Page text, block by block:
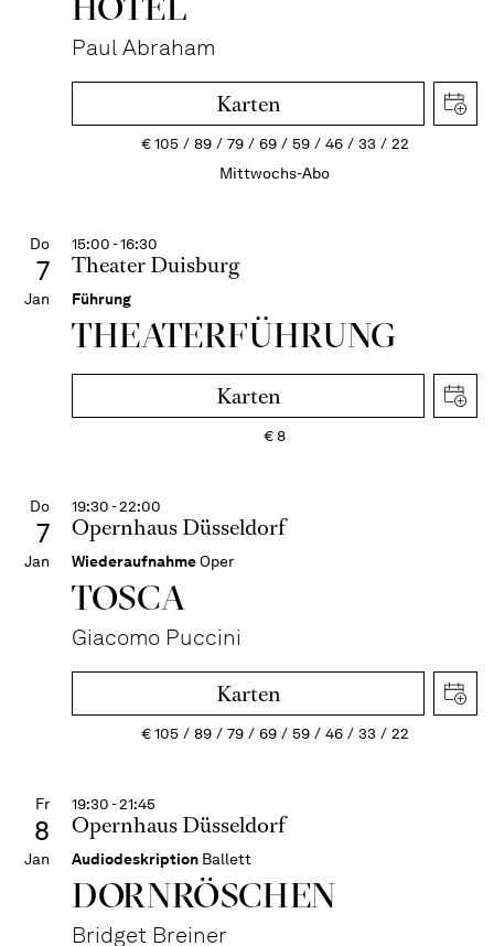
Paul Abraham
Karten
€105 89 79 69 59 46 33
22
Mittwochs-Abo
Do
7
Jan
15:00 - 16:30
Theater Duisburg
Führung
THEATER­FÜHR­UNG
Karten
€8
Do
7
Jan
19:30 - 22:00
Opernhaus Düsseldorf
WiederaufnahmeOper
TOSCA
Giacomo Puccini
Karten
€105 89 79 69 59 46 33 22
Fr
8
Jan
19:30 - 21:45
Opernhaus Düsseldorf
Audiodeskription Ballett
DORN­RÖSCHEN
Bridget Breiner